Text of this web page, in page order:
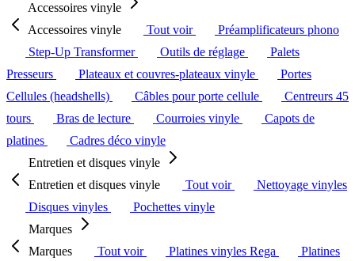
Accessoires vinyle
Accessoires vinyle
Tout voir
Préamplificateurs phono
Step-Up Transformer
Outils de réglage
Palets
Presseurs
Plateaux et couvres-plateaux vinyle
Portes
Cellules (headshells)
Câbles pour porte cellule
Centreurs 45
tours
Bras de lecture Courroies vinyle
Capots de
platines
Cadres déco vinyle
Entretien et disques vinyle
Entretien et disques vinyle
Tout voir
Nettoyage vinyles
Disques vinyles
Pochettes vinyle
Marques
Marques
Tout voir Platines vinyles Rega
Platines